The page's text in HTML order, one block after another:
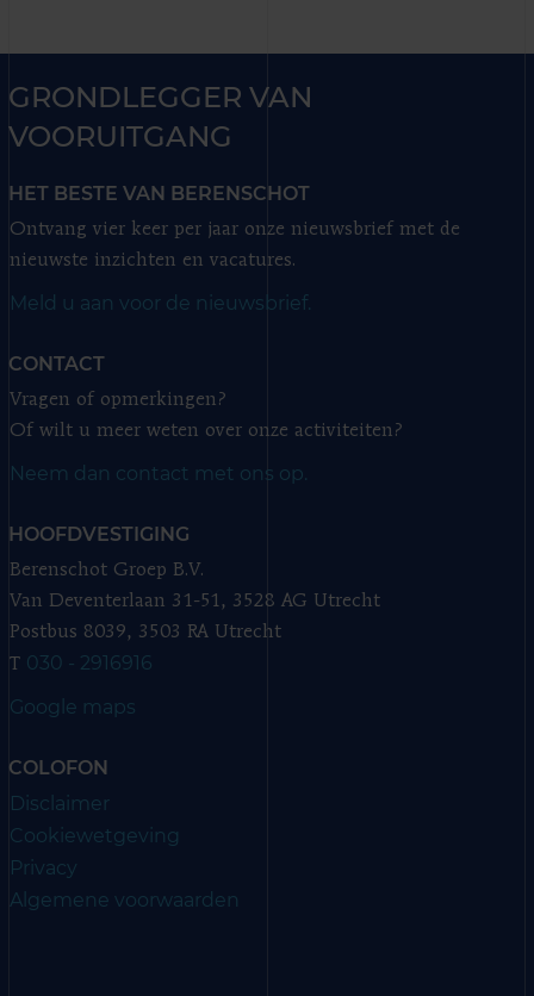
GRONDLEGGER VAN
VOORUITGANG
HET BESTE VAN BERENSCHOT
Ontvang vier keer per jaar onze nieuwsbrief met de
nieuwste inzichten en vacatures.
Meld u aan voor de nieuwsbrief.
CONTACT
Vragen of opmerkingen?
Of wilt u meer weten over onze activiteiten?
Neem dan contact met ons op.
HOOFDVESTIGING
Berenschot Groep B.V.
Van Deventerlaan 31-51, 3528 AG Utrecht
Postbus 8039, 3503 RA Utrecht
T 030 - 2916916
Google maps
COLOFON
Disclaimer
Cookiewetgeving
Privacy
Algemene voorwaarden